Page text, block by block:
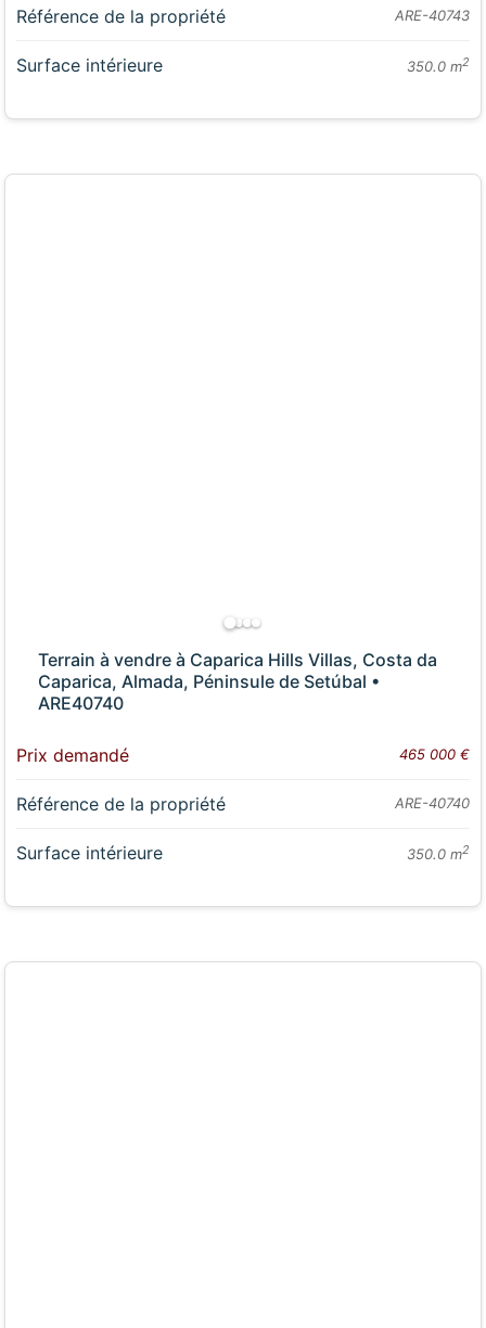
Référence de la propriété ARE-40743
Surface intérieure 350.0 m2
Terrain à vendre à Caparica Hills Villas, Costa da
Caparica, Almada, Péninsule de Setúbal •
ARE40740
Prix demandé 465 000 €
Référence de la propriété ARE-40740
Surface intérieure 350.0 m2